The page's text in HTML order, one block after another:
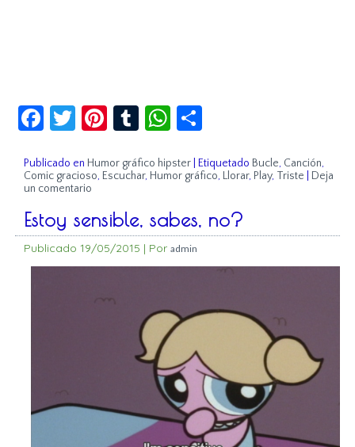
Facebook
Twitter
Pinterest
TumblrWhatsApp
Publicado en Humor gráfico hipster |Etiquetado Bucle, Canción,
Comic gracioso, Escuchar, Humor gráfico, Llorar, Play, Triste
Deja
un comentario
Estoy sensible, sabes, no?
Publicado 19/05/2015 | Por admin